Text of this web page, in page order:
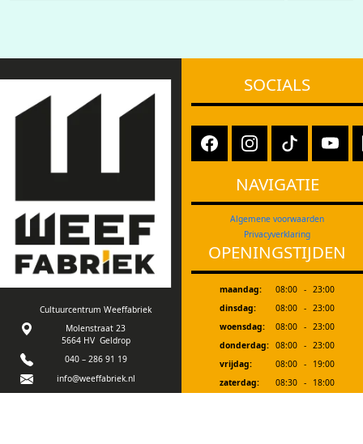
Cultuurcentrum Weeffabriek
Molenstraat 23
5664 HV Geldrop
040 – 286 91 19
info@weeffabriek.nl
SOCIALS
NAVIGATIE
Algemene voorwaarden
Privacyverklaring
OPENINGSTIJDEN
maandag: 08:00 - 23:00
dinsdag:
08:00 - 23:00
woensdag:
08:00 - 23:00
donderdag: 08:00 - 23:00
vrijdag:
08:00 -
19:00
zaterdag:
08:30 -
18:00